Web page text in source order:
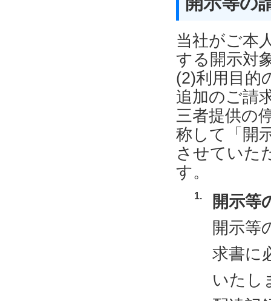
当社がご本
する開示対
(2)利用目的
追加のご請
三者提供の
称して「開
させていた
す。
開示等
開示等
求書に
いたし